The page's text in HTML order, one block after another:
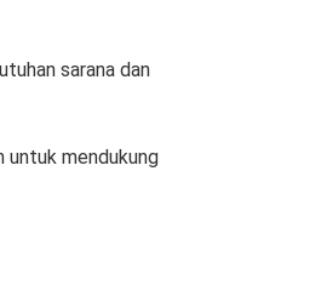
sarana dan
untuk mendukung